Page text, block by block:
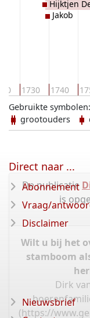
1730 1740
Hijktjen
Jakob
Gebruikte symbolen:
grootouders
De publicatie
is
Wilt u bij het
stamboom
Dirk
(https://
Direct naar ...
Abonnement
Vraag/
Disclaimer
Nieuwsbrief